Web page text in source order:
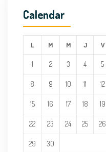
Calendar
L M M J V
1 2 3 4 5
8 9 10 11 12
15 16 17 18 19
22 23 24 25 26
29 30